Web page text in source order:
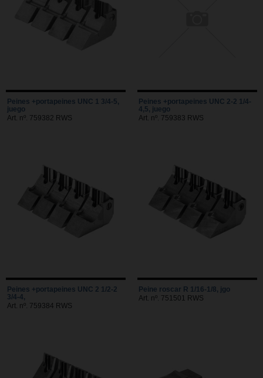
Peines +portapeines UNC 1 3/4-5,
juego
Art. nº. 759382 RWS
Peines +portapeines UNC 2-2 1/4-
4,5, juego
Art. nº. 759383 RWS
Peines +portapeines UNC 2 1/2-2
3/4-4,
Art. nº. 759384 RWS
Peine roscar R 1/16-1/8, jgo
Art. nº. 751501 RWS